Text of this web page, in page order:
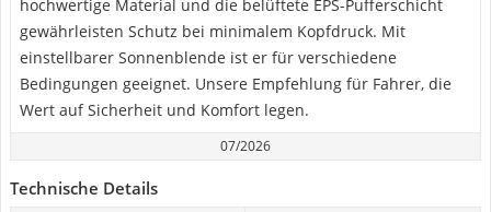
hochwertige Material und die belüftete EPS-Pufferschicht
gewährleisten Schutz bei minimalem Kopfdruck. Mit
einstellbarer Sonnenblende ist er für verschiedene
Bedingungen geeignet. Unsere Empfehlung für Fahrer, die
Wert auf Sicherheit und Komfort legen.
07/2026
Technische Details